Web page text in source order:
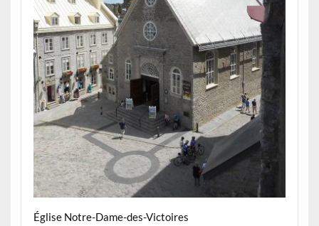
Église Notre-Dame-des-Victoires